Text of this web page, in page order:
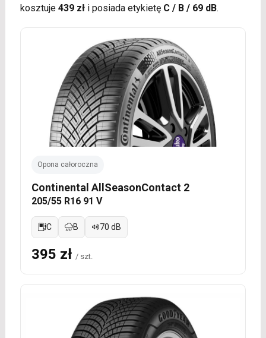
kosztuje 439 złi posiada etykietę C / B / 69 dB.
Opona całoroczna
Continental AllSeasonContact 2
205/55 R16 91 V
C B 70 dB
395 zł / szt.